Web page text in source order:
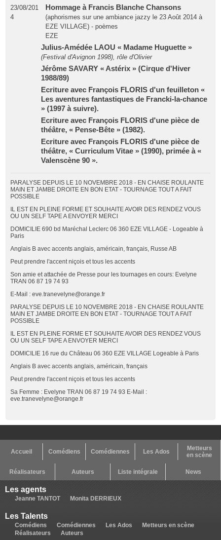
23/08/201
4
Hommage à Francis Blanche Chansons
(aphorismes sur une ambiance jazzy le 23 Août 2014 à
EZE VILLAGE) - poèmes
EZE
Julius-Amédée LAOU « Madame Huguette »
(Festival d'Avignon 1998), rôle d'Olivier
Jérôme SAVARY « Astérix » (Cirque d'Hiver
1988/89)
Ecriture avec François FLORIS d'un feuilleton «
Les aventures fantastiques de Francki-la-chance
» (1997 à suivre).
Ecriture avec François FLORIS d'une pièce de
théâtre, « Pense-Bête » (1982).
Ecriture avec François FLORIS d'une pièce de
théâtre, « Curriculum Vitae » (1990), primée à «
Valenscène 90 ».
PARALYSE DEPUIS LE 10 NOVEMBRE 2018 - EN CHAISE ROULANTE
MAIN ET JAMBE DROITE EN BON ETAT - TOURNAGE TOUT A FAIT
POSSIBLE
IL EST EN PLEINE FORME ET SOUHAITE AVOIR DES RENDEZ VOUS
OU UN SELF TAPE A ENVOYER MERCI
DOMICILIE 690 bd Maréchal Leclerc 06 360 EZE VILLAGE - Logeable à
Paris
Anglais B avec accents anglais, américain, français, Russe AB
Peut prendre l'accent niçois et tous les accents
Son amie et attachée de Presse pour les tournages en cours: Evelyne
TRAN 06 87 19 74 93
E-Mail : eve.tranevelyne@orange.fr
PARALYSE DEPUIS LE 10 NOVEMBRE 2018 - EN CHAISE ROULANTE
MAIN ET JAMBE DROITE EN BON ETAT - TOURNAGE TOUT A FAIT
POSSIBLE
IL EST EN PLEINE FORME ET SOUHAITE AVOIR DES RENDEZ VOUS
OU UN SELF TAPE A ENVOYER MERCI
DOMICILIE 16 rue du Château 06 360 EZE VILLAGE Logeable à Paris
Anglais B avec accents anglais, américain, français
Peut prendre l'accent niçois et tous les accents
Sa Femme : Evelyne TRAN 06 87 19 74 93 E-Mail :
eve.tranevelyne@orange.fr
Accueil Comédiens Comédiennes Les Ados
Metteurs
en scène
Réalisateurs Auteurs Liste intégrale News
Les agents
Jeanne TANTOT Monita DERRIEUX
Les Talents
Comédiens Comédiennes Les Ados
Metteurs en scène
Réalisateurs
Auteurs